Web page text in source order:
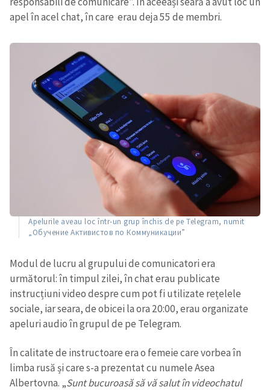
apel în acel chat, în care erau deja 55 de membri.
Apelurile aveau loc într-un grup închis de pe Telegram, numit
„Обучение Активистов по Коммуникации”
Modul de lucru al grupului de comunicatori era
următorul: în timpul zilei, în chat erau publicate
instrucțiuni video despre cum pot fi utilizate rețelele
sociale, iar seara, de obicei la ora 20:00, erau organizate
apeluri audio în grupul de pe Telegram.
În calitate de instructoare era o femeie care vorbea în
limba rusă și care s-a prezentat cu numele Asea
Albertovna. „Sunt bucuroasă să vă salut în videochatul